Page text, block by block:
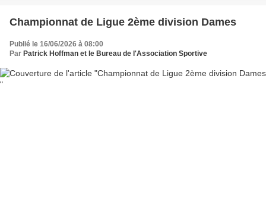
Championnat de Ligue 2ème division Dames
Publié le 16/06/2026 à 08:00
Par Patrick Hoffman et le Bureau de l'Association Sportive